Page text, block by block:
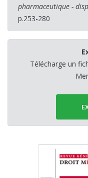
pharmaceutique -
p.253-280
Télécharge un